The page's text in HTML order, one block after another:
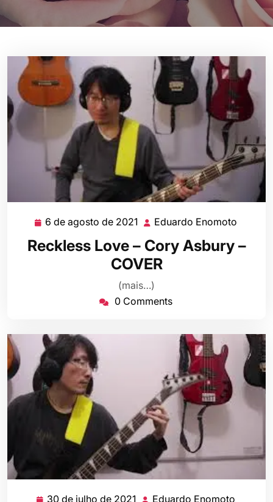
6 de agosto de 2021 6
de
agosto
de
2021
Eduardo Enomoto
Reckless Love – Cory Asbury –
COVER
(mais…)
0 Comments
30 de julho de 2021 30 Eduardo Enomoto